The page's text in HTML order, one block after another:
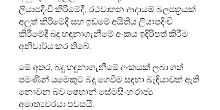
ලියාපදිංචි කිරීමේදී, රථවාහන ආදායම් බලපත්‍රයක්
අලුත් කිරීමේදී සහ ඉඩමේ අයිතිය ලියාපදිංචි
කිරීමේදී බදු හඳුනාගැනීමේ අංකය ඉදිරිපත් කිරීම
අනිවාර්ය කර තිබේ.
මේ අතර, බදු හඳුනාගැනීමේ අංකයක් ලබා ගත්
පමණින් යමෙකුට බදු ගෙවීම සඳහා බැඳියාවක් ඇති
නොවන බව ෂෙහාන් සේමසිංහ රාජ්‍ය
අමාත්‍යවරයා පවසයි.